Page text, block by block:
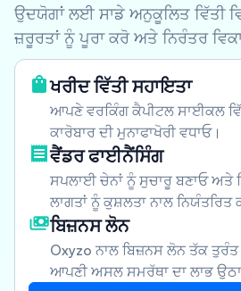
ਉਦਯੋਗਾਂ ਲਈ ਸਾਡੇ ਅਨੁਕੂਲਿਤ ਵਿੱਤੀ
ਜ਼ਰੂਰਤਾਂ ਨੂੰ ਪੂਰਾ ਕਰੋ ਅਤੇ ਨਿਰੰਤਰ
ਖਰੀਦ ਵਿੱਤੀ ਸਹਾਇਤਾ
ਆਪਣੇ ਵਰਕਿੰਗ ਕੈਪੀਟਲ ਸਾਈਕਲ
ਕਾਰੋਬਾਰ ਦੀ ਮੁਨਾਫਾਖੋਰੀ ਵਧਾਓ।
ਵੈਂਡਰ ਫਾਈਨੈਂਸਿੰਗ
ਸਪਲਾਈ ਚੇਨਾਂ ਨੂੰ ਸੁਚਾਰੂ ਬਣਾਓ ਅਤੇ
ਲਾਗਤਾਂ ਨੂੰ ਕੁਸ਼ਲਤਾ ਨਾਲ ਨਿਯੰਤਰਿਤ
ਬਿਜ਼ਨਸ ਲੋਨ
Oxyzo ਨਾਲ ਬਿਜ਼ਨਸ ਲੋਨ ਤੱਕ
ਆਪਣੀ ਅਸਲ ਸਮਰੱਥਾ ਦਾ ਲਾਭ